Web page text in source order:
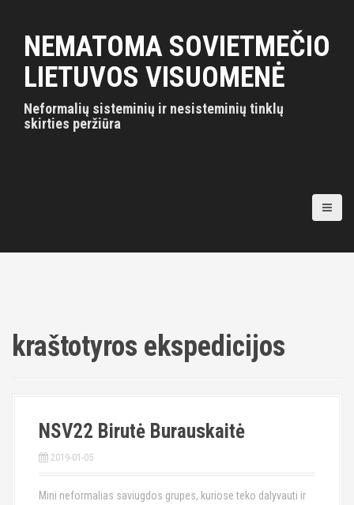
NEMATOMA SOVIETMEČIO
LIETUVOS VISUOMENĖ
Neformalių sisteminių ir nesisteminių tinklų
skirties peržiūra
kraštotyros ekspedicijos
NSV22 Birutė Burauskaitė
2019-01-05
Mini neformalias saviugdos grupes, kuriose teko dalyvauti ir